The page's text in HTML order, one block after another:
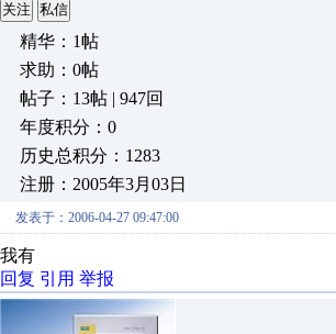
关注 私信
精华：1帖
求助：0帖
帖子：13帖 | 947回
年度积分：0
历史总积分：1283
注册：2005年3月03日
发表于：2006-04-27 09:47:00
我有
回复 引用 举报